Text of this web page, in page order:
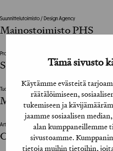
Tämä sivusto
Käytämme evästeitä
räätälöimiseen,
tukemiseen ja
jaamme sosiaalisen
alan kumppaneillemme
sivustoamme.
tietoja muihin tietoihin,
Suunnittelutoimisto / Design Agency
Mainostoimisto PHS
Projektinjohto / Project Management
Suvituuli Tuukkanen,
Tuotantoyhtiö / Production House
Miracle Sound Oy
Art Director
Ossi Honkanen